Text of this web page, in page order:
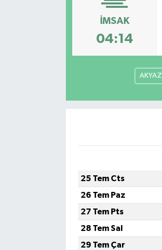
İMSAK
04:14
AKYAZI
25 Tem Cts
26 Tem Paz
27 Tem Pts
28 Tem Sal
29 Tem Çar